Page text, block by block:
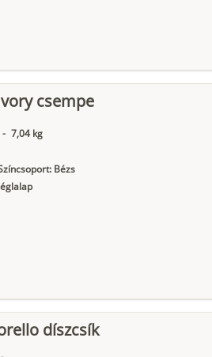
csempe
- 7,04 kg
Bézs
díszcsík